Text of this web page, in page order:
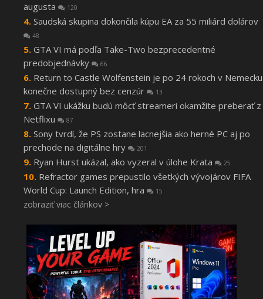
augusta
120
Saudská skupina dokončila kúpu EA za 55 miliárd dolárov
48
GTA VI má podľa Take-Two bezprecedentné
predobjednávky
66
Return to Castle Wolfenstein je po 24 rokoch v Nemecku
konečne dostupný bez cenzúr
13
GTA VI ukážku budú môcť streameri okamžite preberať z
Netflixu
87
Sony tvrdí, že PS zostane lacnejšia ako herné PC aj po
prechode na digitálne hry
201
Ryan Hurst ukázal, ako vyzeral v úlohe Krata 25
Refractor games prepustilo všetkých vývojárov FIFA
World Cup: Launch Edition, hra
15
zobraziť viac článkov >